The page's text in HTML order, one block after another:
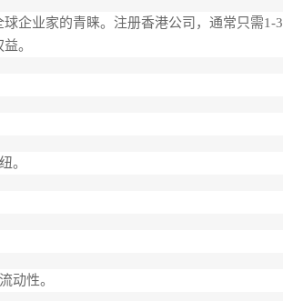
企业家的青睐。注册香港公司，通常只需1-3
。
。
动性。